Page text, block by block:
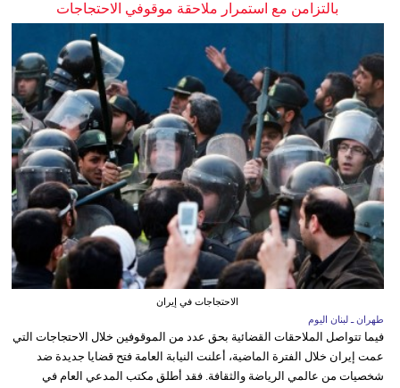
بالتزامن مع استمرار ملاحقة موقوفي الاحتجاجات
الاحتجاجات في إيران
طهران ـ لبنان اليوم
فيما تتواصل الملاحقات القضائية بحق عدد من الموقوفين خلال الاحتجاجات التي
عمت إيران خلال الفترة الماضية، أعلنت النيابة العامة فتح قضايا جديدة ضد
شخصيات من عالمي الرياضة والثقافة. فقد أطلق مكتب المدعي العام في